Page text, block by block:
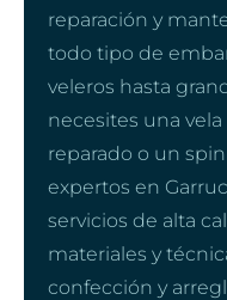
reparación y
todo tipo de
veleros hasta
necesites una
reparado o un
expertos en
servicios de alta
materiales y
confección y